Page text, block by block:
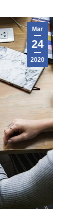
Mar
24
2020